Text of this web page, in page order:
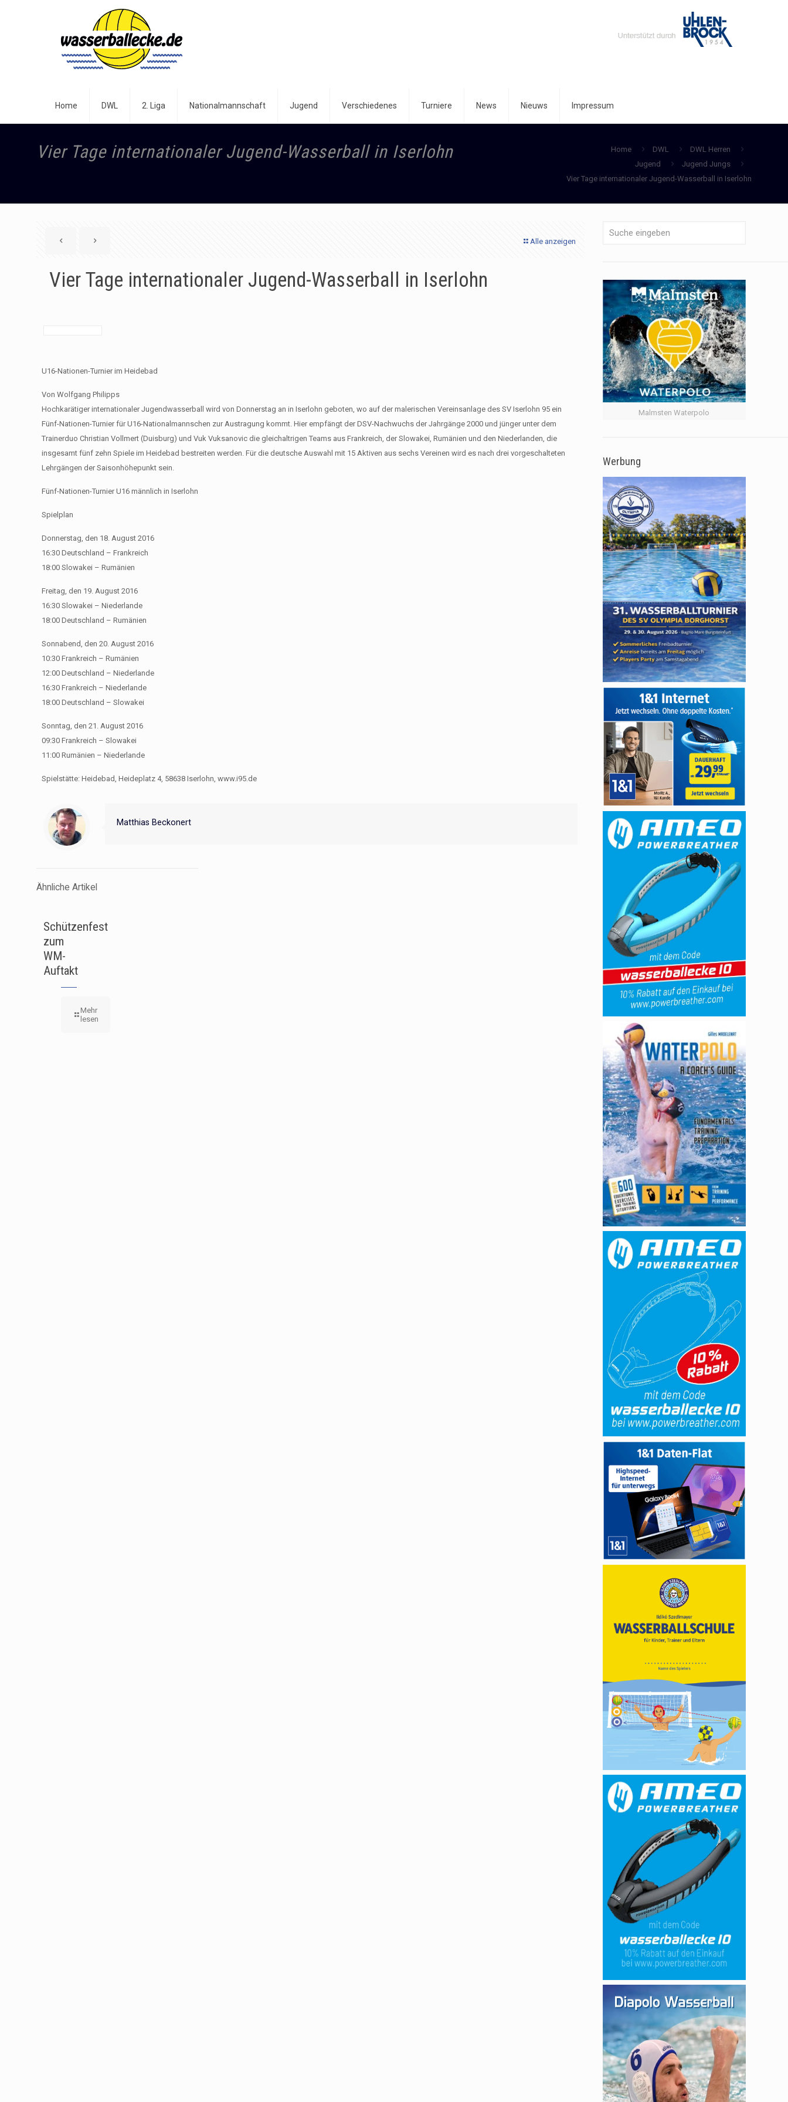
Home DWL 2. Liga Nationalmannschaft Jugend Verschiedenes Turniere News Nieuws Impressum
Vier Tage internationaler Jugend-Wasserball in Iserlohn Home DWL
DWL Herren
Jugend
Jugend Jungs
Vier Tage internationaler Jugend-Wasserball in Iserlohn
Alle anzeigen
Vier Tage internationaler Jugend-Wasserball in Iserlohn
U16-Nationen-Turnier im Heidebad
Von Wolfgang Philipps
Hochkarätiger internationaler Jugendwasserball wird von Donnerstag an in Iserlohn geboten, wo auf der malerischen Vereinsanlage des SV Iserlohn 95 ein
Fünf-Nationen-Turnier für U16-Nationalmannschen zur Austragung kommt. Hier empfängt der DSV-Nachwuchs der Jahrgänge 2000 und jünger unter dem
Trainerduo Christian Vollmert (Duisburg) und Vuk Vuksanovic die gleichaltrigen Teams aus Frankreich, der Slowakei, Rumänien und den Niederlanden, die
insgesamt fünf zehn Spiele im Heidebad bestreiten werden. Für die deutsche Auswahl mit 15 Aktiven aus sechs Vereinen wird es nach drei vorgeschalteten
Lehrgängen der Saisonhöhepunkt sein.
Fünf-Nationen-Turnier U16 männlich in Iserlohn
Spielplan
Donnerstag, den 18. August 2016
16:30 Deutschland – Frankreich
18:00 Slowakei – Rumänien
Freitag, den 19. August 2016
16:30 Slowakei – Niederlande
18:00 Deutschland – Rumänien
Sonnabend, den 20. August 2016
10:30 Frankreich – Rumänien
12:00 Deutschland – Niederlande
16:30 Frankreich – Niederlande
18:00 Deutschland – Slowakei
Sonntag, den 21. August 2016
09:30 Frankreich – Slowakei
11:00 Rumänien – Niederlande
Spielstätte: Heidebad, Heideplatz 4, 58638 Iserlohn, www.i95.de
Matthias Beckonert
Ähnliche Artikel
Schützenfest
zum
WM-
Auftakt
Mehr
lesen
Malmsten Waterpolo
Werbung